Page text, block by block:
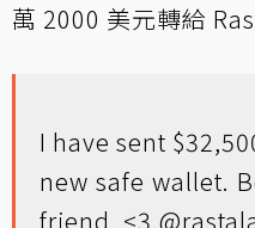
萬 2000 美元轉給
I have sent
new safe wallet.
friend. <3.